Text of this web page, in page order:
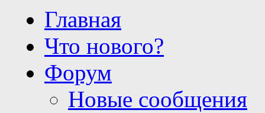
Главная
Что нового?
Форум
Новые сообщения